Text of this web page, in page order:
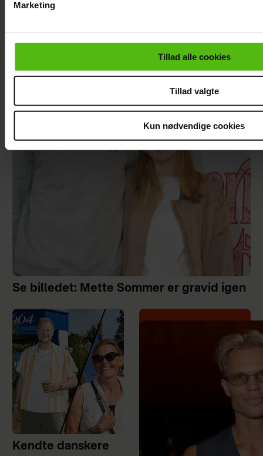
cookiepolitik.
Marketing
Tillad alle cookies
Tillad valgte
Kun nødvendige cookies
Se billedet: Mette Sommer er gravid igen
Kendte danskere